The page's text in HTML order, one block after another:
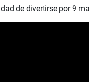
de divertirse por 9